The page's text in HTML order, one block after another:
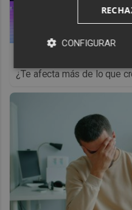
¿Te afecta más de lo que
CONFIGURAR